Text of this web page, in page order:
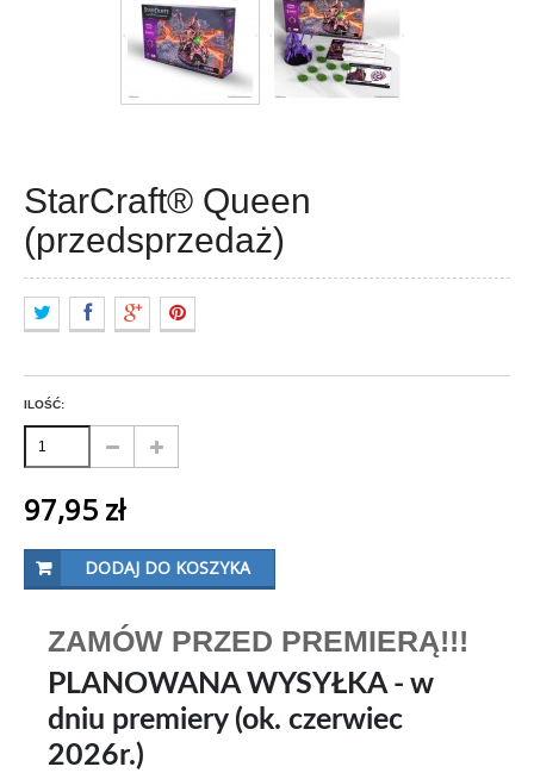
StarCraft® Queen
(przedsprzedaż)
ILOŚĆ:
97,95 zł
DODAJ DO KOSZYKA
ZAMÓW PRZED PREMIERĄ!!!
PLANOWANA WYSYŁKA - w
dniu premiery (ok. czerwiec
2026r.)